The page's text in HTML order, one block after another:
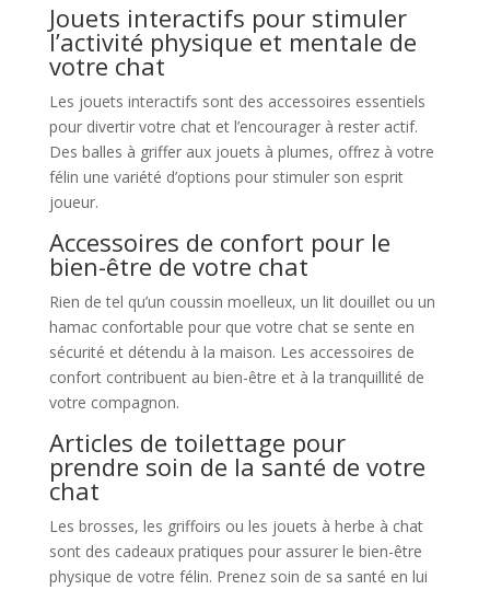
Jouets interactifs pour stimuler
l’activité physique et mentale de
votre chat
Les jouets interactifs sont des accessoires essentiels
pour divertir votre chat et l’encourager à rester actif.
Des balles à griffer aux jouets à plumes, offrez à votre
félin une variété d’options pour stimuler son esprit
joueur.
Accessoires de confort pour le
bien-être de votre chat
Rien de tel qu’un coussin moelleux, un lit douillet ou un
hamac confortable pour que votre chat se sente en
sécurité et détendu à la maison. Les accessoires de
confort contribuent au bien-être et à la tranquillité de
votre compagnon.
Articles de toilettage pour
prendre soin de la santé de votre
chat
Les brosses, les griffoirs ou les jouets à herbe à chat
sont des cadeaux pratiques pour assurer le bien-être
physique de votre félin. Prenez soin de sa santé en lui